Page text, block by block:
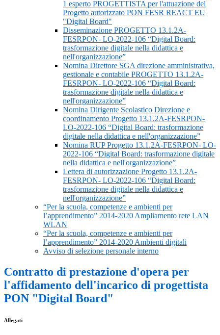
1 esperto PROGETTISTA per l'attuazione del
Progetto autorizzato PON FESR REACT EU
"Digital Board"
Disseminazione PROGETTO 13.1.2A-
FESRPON- LO-2022-106 “Digital Board:
trasformazione digitale nella didattica e
nell'organizzazione”
Nomina Direttore SGA direzione amministrativa,
gestionale e contabile PROGETTO 13.1.2A-
FESRPON- LO-2022-106 “Digital Board:
trasformazione digitale nella didattica e
nell'organizzazione”
Nomina Dirigente Scolastico Direzione e
coordinamento Progetto 13.1.2A-FESRPON-
LO-2022-106 “Digital Board: trasformazione
digitale nella didattica e nell'organizzazione”
Nomina RUP Progetto 13.1.2A-FESRPON- LO-
2022-106 “Digital Board: trasformazione digitale
nella didattica e nell'organizzazione”
Lettera di autorizzazione Progetto 13.1.2A-
FESRPON- LO-2022-106 “Digital Board:
trasformazione digitale nella didattica e
nell'organizzazione”
“Per la scuola, competenze e ambienti per
l’apprendimento” 2014-2020 Ampliamento rete LAN
WLAN
“Per la scuola, competenze e ambienti per
l’apprendimento” 2014-2020 Ambienti digitali
Avviso di selezione personale interno
Contratto di prestazione d'opera per
l'affidamento dell'incarico di progettista
PON "Digital Board"
Allegati